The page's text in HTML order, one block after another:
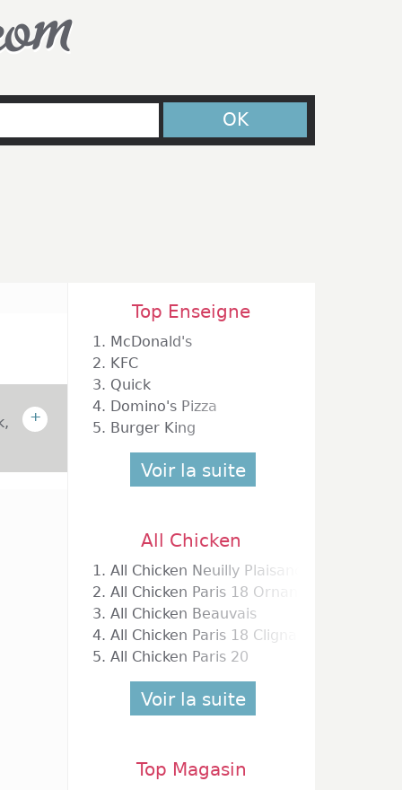
OK
+
Top Enseigne
1. McDonald's
2. KFC
3. Quick
4. Domino's Pizza
5. Burger King
Voir la suite
All Chicken
1. All Chicken Neuilly Plaisance
2. All Chicken Paris 18 Ornano
3. All Chicken Beauvais
4. All Chicken Paris 18 Clignancourt
5. All Chicken Paris 20
Voir la suite
Top Magasin